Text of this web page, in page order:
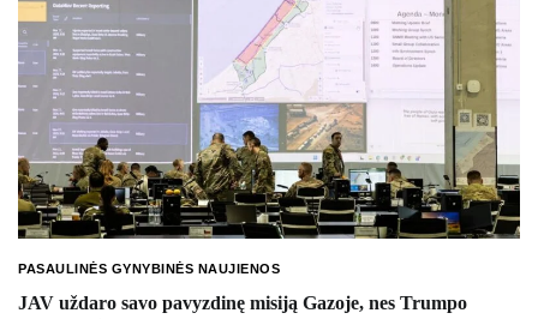
PASAULINĖS GYNYBINĖS NAUJIENOS
JAV uždaro savo pavyzdinę misiją Gazoje, nes Trumpo